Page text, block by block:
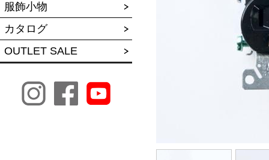
服飾小物
カタログ
OUTLET SALE